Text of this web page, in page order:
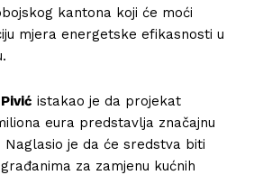
kantona koji će moći
mjera energetske efikasnosti u
istakao je da projekat
eura predstavlja značajnu
Naglasio je da će sredstva biti
za zamjenu kućnih